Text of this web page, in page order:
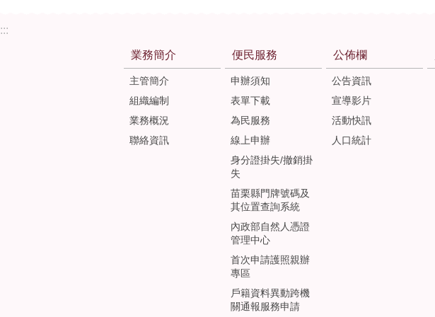
:::
業務簡介
主管簡介
組織編制
業務概況
聯絡資訊
便民服務
申辦須知
表單下載
為民服務
線上申辦
身分證掛失/撤銷掛
失
苗栗縣門牌號碼及
其位置查詢系統
內政部自然人憑證
管理中心
首次申請護照親辦
專區
戶籍資料異動跨機
關通報服務申請
公佈欄
公告資訊
宣導影片
活動快訊
人口統計